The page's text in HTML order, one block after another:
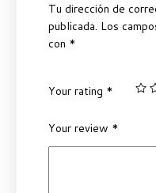
Tu dirección de
publicada. Los
con *
Your rating *
Your review *